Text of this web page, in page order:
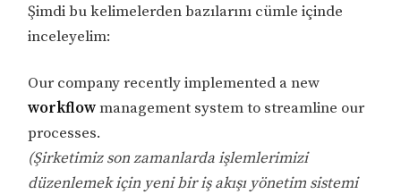
Şimdi bu kelimelerden bazılarını cümle içinde
inceleyelim:
Our company recently implemented a new
workflowmanagement system to streamline our
processes.
(Şirketimiz son zamanlarda işlemlerimizi
düzenlemek için yeni bir iş akışı yönetim sistemi